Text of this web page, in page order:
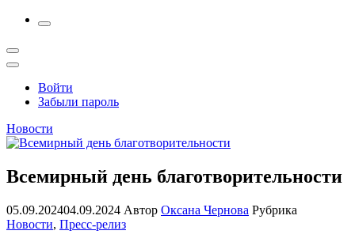
More
Открыть
поиск
Профиль
Войти
Забыли пароль
Новости
Всемирный день благотворительности
05.09.202404.09.2024 Автор Оксана Чернова Рубрика
Новости, Пресс-релиз